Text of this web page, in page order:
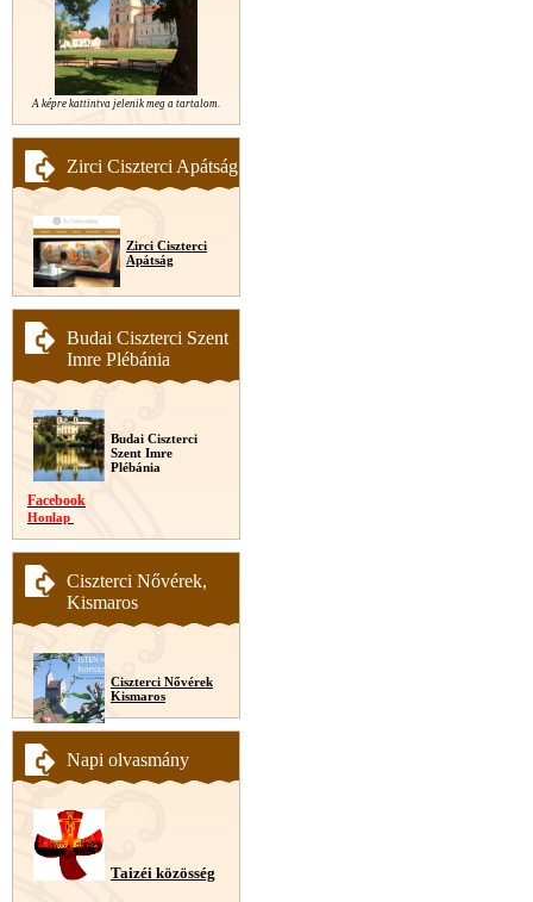
A képre kattintva jelenik meg a tartalom.
Zirci Ciszterci Apátság
Zirci Ciszterci
Apátság
Budai Ciszterci Szent
Imre Plébánia
Budai Ciszterci
Szent Imre
Plébánia
Facebook
Honlap
Ciszterci Nővérek,
Kismaros
Ciszterci Nővérek
Kismaros
Napi olvasmány
Taizéi közösség